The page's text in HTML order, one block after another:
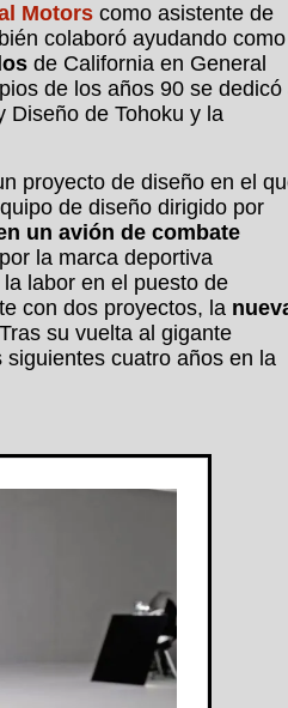
Motors como asistente de
colaboró ayudando como
de California en General
de los años 90 se dedicó
Diseño de Tohoku y la
proyecto de diseño en el
de diseño dirigido por
un avión de combate
la marca deportiva
labor en el puesto de
con dos proyectos, la
su vuelta al gigante
cuatro años en la